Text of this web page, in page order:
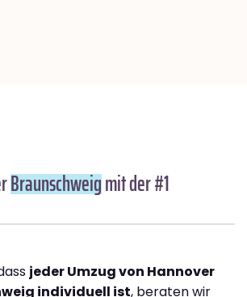
Braunschweigmit der #1
jeder Umzug von Hannover
individuell ist, beraten wir